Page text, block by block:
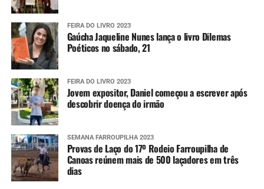
FEIRA DO LIVRO 2023
Gaúcha Jaqueline Nunes lança o livro Dilemas
Poéticos no sábado, 21
FEIRA DO LIVRO 2023
Jovem expositor, Daniel começou a escrever após
descobrir doença do irmão
SEMANA FARROUPILHA 2023
Provas de Laço do 17º Rodeio Farroupilha de
Canoas reúnem mais de 500 laçadores em três
dias